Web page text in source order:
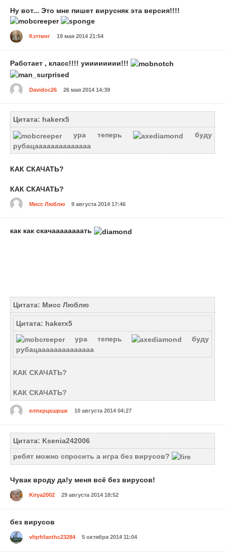
Ну вот... Это мне пишет вирусняк эта версия!!!!
Кэттинг 19 мая 2014 21:54
Работает , класс!!!! уииииииии!!!
Davidoc26 26 мая 2014 14:39
Цитата: hakerx5
ура теперь
буду
рубацаааааааааааааа
КАК СКАЧАТЬ?
КАК СКАЧАТЬ?
Мисс Люблю 9 августа 2014 17:46
как как скачаааааааать
Цитата: Мисс Люблю
Цитата: hakerx5
ура теперь
буду
рубацаааааааааааааа
КАК СКАЧАТЬ?
КАК СКАЧАТЬ?
елпкрцкшршк 10 августа 2014 04:27
Цитата: Ksenia242006
ребят можно спросить а игра без вирусов?
Чувак вроду да!у меня всё без вирусов!
Kirya2002 29 августа 2014 18:52
без вирусов
vfqrhfanthc23284 5 октября 2014 11:04